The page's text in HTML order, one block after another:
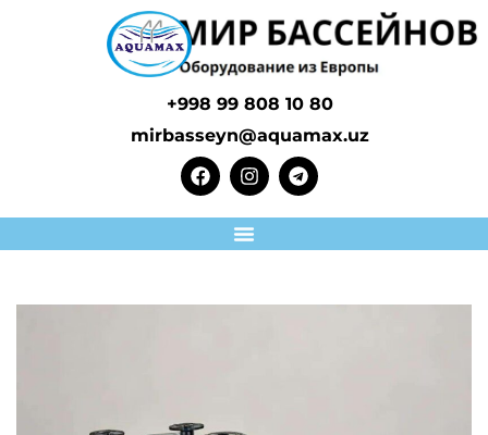
+998 99 808 10 80
mirbasseyn@aquamax.uz